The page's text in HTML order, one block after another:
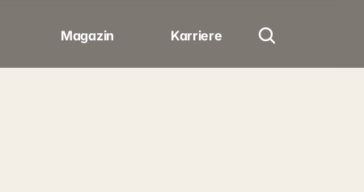
Magazin Karriere